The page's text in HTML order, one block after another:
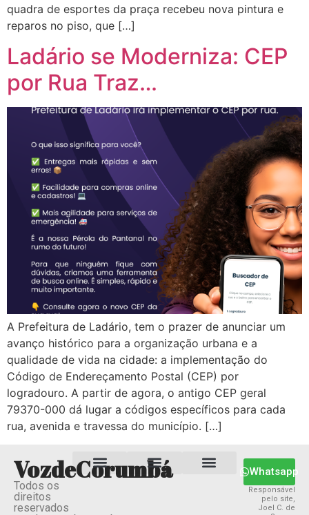
quadra de esportes da praça recebeu nova pintura e
reparos no piso, que […]
Ladário se Moderniza: CEP
por Rua Traz…
A Prefeitura de Ladário, tem o prazer de anunciar um
avanço histórico para a organização urbana e a
qualidade de vida na cidade: a implementação do
Código de Endereçamento Postal (CEP) por
logradouro. A partir de agora, o antigo CEP geral
79370-000 dá lugar a códigos específicos para cada
rua, avenida e travessa do município. […]
VozdeCorumbá
Todos os
direitos
reservados
Whatsapp
Responsável
pelo site,
Joel C. de